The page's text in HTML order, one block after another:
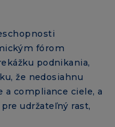
fórom
podnikania,
že nedosiahnu
a compliance ciele, a
udržateľný rast,